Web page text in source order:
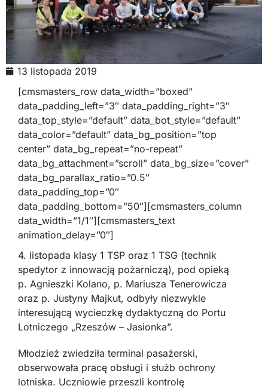
13 listopada 2019
[cmsmasters_row data_width=”boxed”
data_padding_left=”3″ data_padding_right=”3″
data_top_style=”default” data_bot_style=”default”
data_color=”default” data_bg_position=”top
center” data_bg_repeat=”no-repeat”
data_bg_attachment=”scroll” data_bg_size=”cover”
data_bg_parallax_ratio=”0.5″
data_padding_top=”0″
data_padding_bottom=”50″][cmsmasters_column
data_width=”1/1″][cmsmasters_text
animation_delay=”0″]
4. listopada klasy 1 TSP oraz 1 TSG (technik
spedytor z innowacją pożarniczą), pod opieką
p. Agnieszki Kolano, p. Mariusza Tenerowicza
oraz p. Justyny Majkut, odbyły niezwykle
interesującą wycieczkę dydaktyczną do Portu
Lotniczego „Rzeszów – Jasionka”.
Młodzież zwiedziła terminal pasażerski,
obserwowała pracę obsługi i służb ochrony
lotniska. Uczniowie przeszli kontrolę